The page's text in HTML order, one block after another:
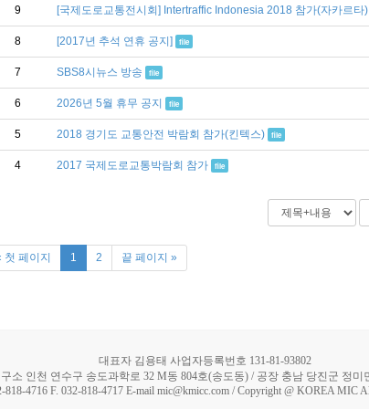
9 [국제도로교통전시회] Intertraffic Indonesia 2018 참가(자카르타)
8 [2017년 추석 연휴 공지] file
7 SBS8시뉴스 방송 file
6 2026년 5월 휴무 공지 file
5 2018 경기도 교통안전 박람회 참가(킨텍스) file
4 2017 국제도로교통박람회 참가 file
첫 페이지 1 2 끝 페이지 »
대표자 김용태 사업자등록번호 131-81-93802
소 인천 연수구 송도과학로 32 M동 804호(송도동) / 공장 충남 당진군 정미
818-4716 F. 032-818-4717 E-mail mic@kmicc.com / Copyright @ KOREA MIC